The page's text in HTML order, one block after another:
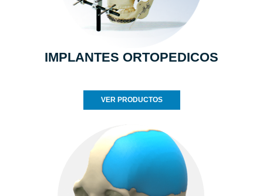
IMPLANTES ORTOPEDICOS
VER PRODUCTOS